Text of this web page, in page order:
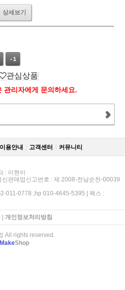
상세보기
-1
관심상품
관리자에게 문의하세요.
이용안내 고객센터 커뮤니티
: 이현이
판매업신고번호 : 제 2008-전남순천-00039
011-0778 ,hp 010-4645-5395 | 팩스 :
| 개인정보처리방침
All rights reserved.
MakeShop